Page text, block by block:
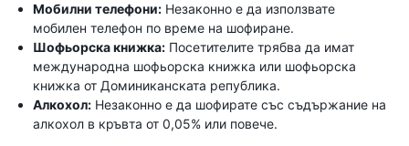
Мобилни телефони: Незаконно е да използвате
мобилен телефон по време на шофиране.
Шофьорска книжка: Посетителите трябва да имат
международна шофьорска книжка или шофьорска
книжка от Доминиканската република.
Алкохол: Незаконно е да шофирате със съдържание на
алкохол в кръвта от 0,05% или повече.